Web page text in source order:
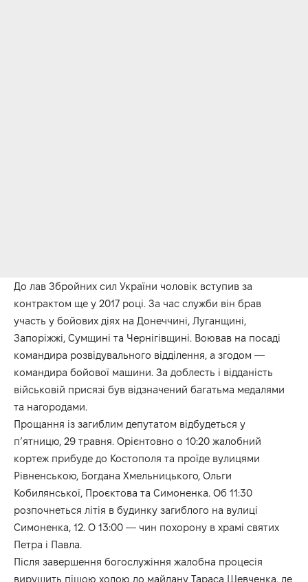
До лав Збройних сил України чоловік вступив за
контрактом ще у 2017 році. За час служби він брав
участь у бойових діях на Донеччині, Луганщині,
Запоріжжі, Сумщині та Чернігівщині. Воював на посаді
командира розвідувального відділення, а згодом —
командира бойової машини. За доблесть і відданість
військовій присязі був відзначений багатьма медалями
та нагородами.
Прощання із загиблим депутатом відбудеться у
п’ятницю, 29 травня. Орієнтовно о 10:20 жалобний
кортеж прибуде до Костополя та проїде вулицями
Рівненською, Богдана Хмельницького, Ольги
Кобилянської, Проєктова та Симоненка. Об 11:30
розпочнеться літія в будинку загиблого на вулиці
Симоненка, 12. О 13:00 — чин похорону в храмі святих
Петра і Павла.
Після завершення богослужіння жалобна процесія
вирушить пішою ходою до майдану Тараса Шевченка, де